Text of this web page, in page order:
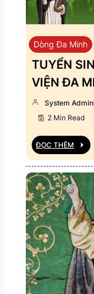
Dòng Đa Minh
TUYỂN
VIỆN ĐA
System
2 Min Read
ĐỌC THÊM